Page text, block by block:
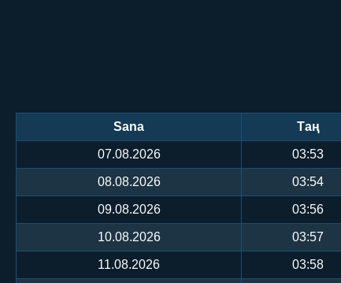
Sana Таң
07.08.2026 03:53
08.08.2026 03:54
09.08.2026 03:56
10.08.2026 03:57
11.08.2026 03:58